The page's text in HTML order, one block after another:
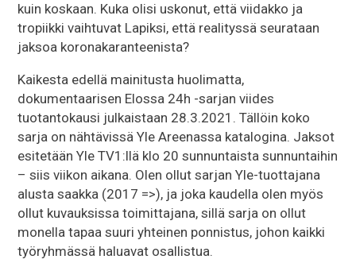
kuin koskaan. Kuka olisi uskonut, että viidakko ja
tropiikki vaihtuvat Lapiksi, että realityssä seurataan
jaksoa koronakaranteenista?
Kaikesta edellä mainitusta huolimatta,
dokumentaarisen Elossa 24h -sarjan viides
tuotantokausi julkaistaan 28.3.2021. Tällöin koko
sarja on nähtävissä Yle Areenassa katalogina. Jaksot
esitetään Yle TV1:llä klo 20 sunnuntaista sunnuntaihin
– siis viikon aikana. Olen ollut sarjan Yle-tuottajana
alusta saakka (2017 =>), ja joka kaudella olen myös
ollut kuvauksissa toimittajana, sillä sarja on ollut
monella tapaa suuri yhteinen ponnistus, johon kaikki
työryhmässä haluavat osallistua.